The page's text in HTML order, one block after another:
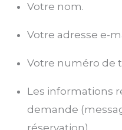
Votre nom.
Votre adresse e-
Votre numéro de
Les informations
demande
réservation).